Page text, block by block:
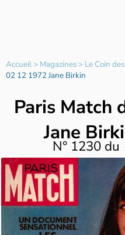
Accueil> Magazines> Le Coin
02 12 1972 Jane Birkin
Paris Match
Jane
N° 1230 du